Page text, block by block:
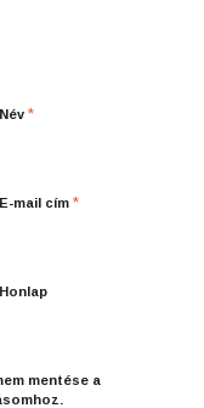
Név *
E-mail cím *
Honlap
mentése a